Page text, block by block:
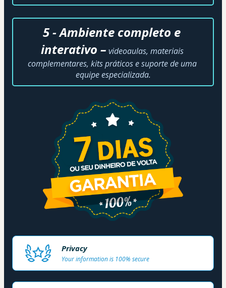
5 - Ambiente completo e
interativo – videoaulas, materiais
complementares, kits práticos e suporte de uma
equipe especializada.
Privacy
Your information is 100% secure